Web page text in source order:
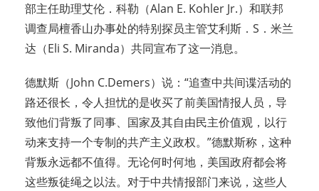
部主任助理艾伦．科勒（Alan E. Kohler Jr.）和联邦
调查局檀香山办事处的特别探员主管艾利斯．S．米兰
达（Eli S. Miranda）共同宣布了这一消息。
德默斯（John C.Demers）说：“追查中共间谍活动的
路还很长，令人担忧的是收买了前美国情报人员，导
致他们背叛了同事、国家及其自由民主价值观，以行
动来支持一个专制的共产主义政权。”德默斯称，这种
背叛永远都不值得。无论何时何地，美国政府都会将
这些叛徒绳之以法。对于中共情报部门来说，这些人